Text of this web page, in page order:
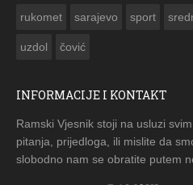
rukomet sarajevo sport
uzdol čović
INFORMACIJE I KONTAKT
Ramski Vjesnik stoji na usluzi
pitanja, prijedloga, ili mislite da
slobodno nam se obratite putem